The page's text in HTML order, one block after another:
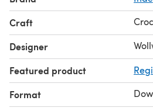
Craft
Designer
Featured product
Format